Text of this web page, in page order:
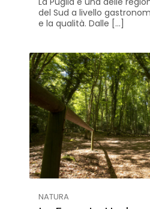
del Sud a livello
e la qualità. Dalle […]
NATURA